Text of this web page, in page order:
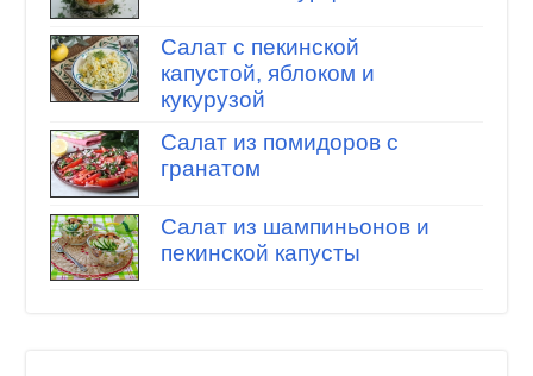
Салат с пекинской
капустой, яблоком и
кукурузой
Салат из помидоров с
гранатом
Салат из шампиньонов и
пекинской капусты